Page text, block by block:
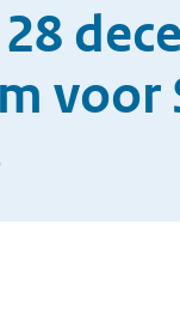
voor